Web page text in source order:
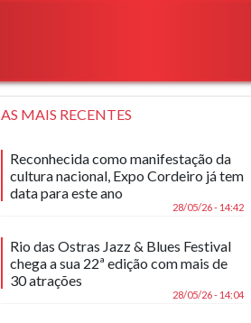
AS MAIS RECENTES
Reconhecida como manifestação da
cultura nacional, Expo Cordeiro já tem
data para este ano
28/05/26 - 14:42
Rio das Ostras Jazz & Blues Festival
chega a sua 22ª edição com mais de
30 atrações
28/05/26 - 14:04